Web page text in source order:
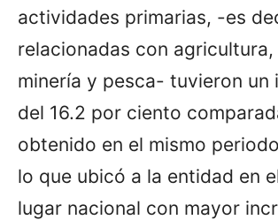
actividades primarias, -es
relacionadas con agricultura,
minería y pesca- tuvieron un
del 16.2 por ciento
obtenido en el mismo
lo que ubicó a la entidad en
lugar nacional con mayor